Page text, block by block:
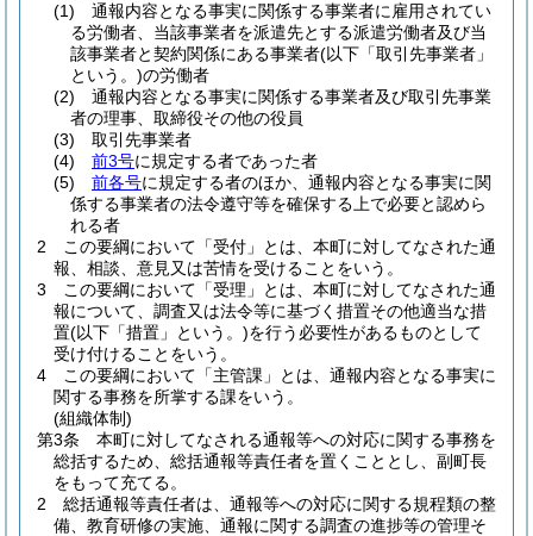
(1)
通報内容となる事実に関係する事業者に雇用されてい
る労働者、当該事業者を派遣先とする派遣労働者及び当
該事業者と契約関係にある事業者(以下「取引先事業者」
という。)の労働者
(2)
通報内容となる事実に関係する事業者及び取引先事業
者の理事、取締役その他の役員
(3)
取引先事業者
(4)
前3号に規定する者であった者
(5)
前各号に規定する者のほか、通報内容となる事実に関
係する事業者の法令遵守等を確保する上で必要と認めら
れる者
2
この要綱において「受付」とは、本町に対してなされた通
報、相談、意見又は苦情を受けることをいう。
3
この要綱において「受理」とは、本町に対してなされた通
報について、調査又は法令等に基づく措置その他適当な措
置(以下「措置」という。)を行う必要性があるものとして
受け付けることをいう。
4
この要綱において「主管課」とは、通報内容となる事実に
関する事務を所掌する課をいう。
(組織体制)
第3条
本町に対してなされる通報等への対応に関する事務を
総括するため、総括通報等責任者を置くこととし、副町長
をもって充てる。
2
総括通報等責任者は、通報等への対応に関する規程類の整
備、教育研修の実施、通報に関する調査の進捗等の管理そ